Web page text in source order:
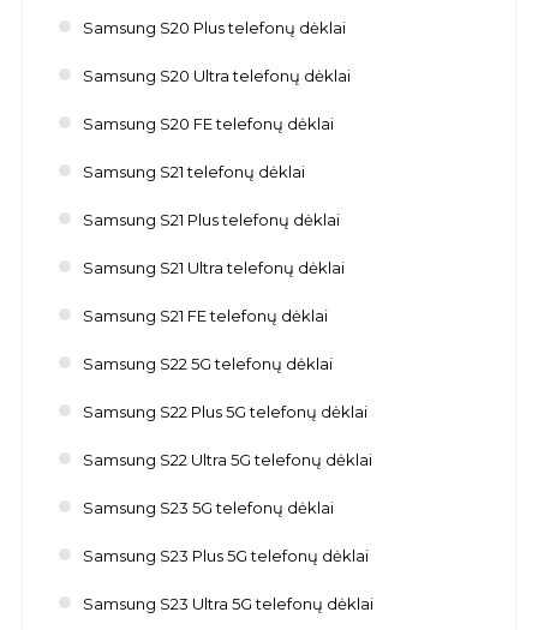
Samsung S20 Plus telefonų dėklai
Samsung S20 Ultra telefonų dėklai
Samsung S20 FE telefonų dėklai
Samsung S21 telefonų dėklai
Samsung S21 Plus telefonų dėklai
Samsung S21 Ultra telefonų dėklai
Samsung S21 FE telefonų dėklai
Samsung S22 5G telefonų dėklai
Samsung S22 Plus 5G telefonų dėklai
Samsung S22 Ultra 5G telefonų dėklai
Samsung S23 5G telefonų dėklai
Samsung S23 Plus 5G telefonų dėklai
Samsung S23 Ultra 5G telefonų dėklai